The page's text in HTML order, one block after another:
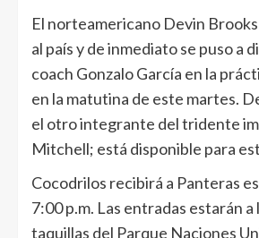
El norteamericano Devin
al país y de inmediato se puso a
coach Gonzalo García en la
en la matutina de este martes.
el otro integrante del tridente
Mitchell; está disponible para
Cocodrilos recibirá a Panteras
7:00 p.m. Las entradas estarán a
taquillas del Parque Naciones